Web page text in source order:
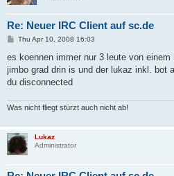
Re: Neuer IRC Client auf sc.de
P
s
Thu Apr 10, 2008 16:03
es koennen immer nur 3 leute von
jimbo grad drin is und der lukaz inkl. bot
du disconnected
Was nicht fliegt stürzt auch nicht ab!
Lukaz
Administrator